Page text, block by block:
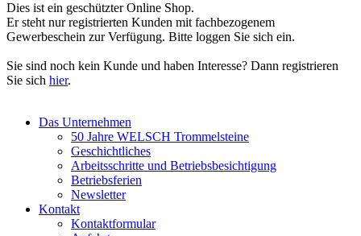
Dies ist ein geschützter Online Shop.
Er steht nur registrierten Kunden mit fachbezogenem
Gewerbeschein zur Verfügung. Bitte loggen Sie sich ein.
Sie sind noch kein Kunde und haben Interesse? Dann registrieren
Sie sich hier.
Das Unternehmen
50 Jahre WELSCH Trommelsteine
Geschichtliches
Arbeitsschritte und Betriebsbesichtigung
Betriebsferien
Newsletter
Kontakt
Kontaktformular